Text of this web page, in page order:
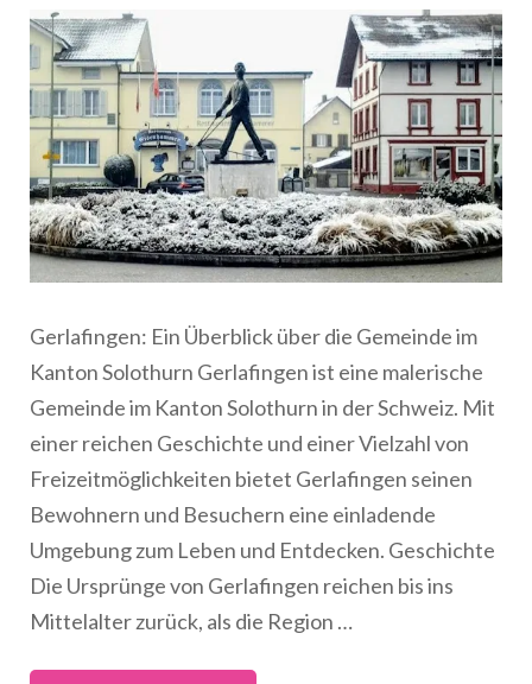
Gerlafingen: Ein Überblick über die Gemeinde im
Kanton Solothurn Gerlafingen ist eine malerische
Gemeinde im Kanton Solothurn in der Schweiz. Mit
einer reichen Geschichte und einer Vielzahl von
Freizeitmöglichkeiten bietet Gerlafingen seinen
Bewohnern und Besuchern eine einladende
Umgebung zum Leben und Entdecken. Geschichte
Die Ursprünge von Gerlafingen reichen bis ins
Mittelalter zurück, als die Region …